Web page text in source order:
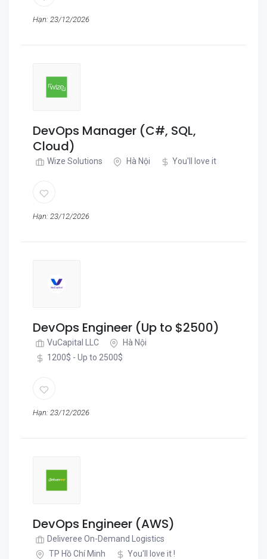
Hạn: 23/12/2026
DevOps Manager (C#, SQL,
Cloud)
Wize Solutions Hà Nội You'll love it
Hạn: 23/12/2026
DevOps Engineer (Up to $2500)
VuCapital LLC
Hà Nội
1200$ - Up to 2500$
Hạn: 23/12/2026
DevOps Engineer (AWS)
Deliveree On-Demand Logistics
TP Hồ Chí Minh
You'll love it !